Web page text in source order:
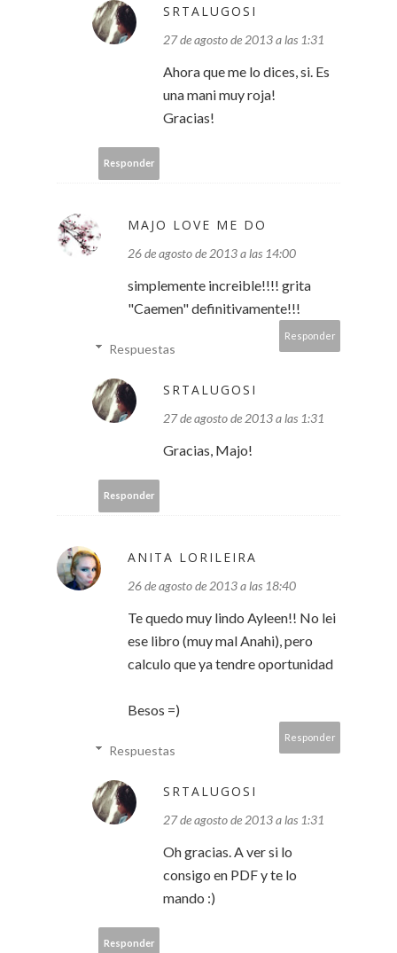
SRTALUGOSI
27 de agosto de 2013 a las 1:31
Ahora que me lo dices, si. Es
una mani muy roja!
Gracias!
Responder
MAJO LOVE ME DO
26 de agosto de 2013 a las 14:00
simplemente increible!!!! grita
"Caemen" definitivamente!!!
Responder
Respuestas
SRTALUGOSI
27 de agosto de 2013 a las 1:31
Gracias, Majo!
Responder
ANITA LORILEIRA
26 de agosto de 2013 a las 18:40
Te quedo muy lindo Ayleen!! No lei
ese libro (muy mal Anahi), pero
calculo que ya tendre oportunidad
Besos =)
Responder
Respuestas
SRTALUGOSI
27 de agosto de 2013 a las 1:31
Oh gracias. A ver si lo
consigo en PDF y te lo
mando :)
Responder